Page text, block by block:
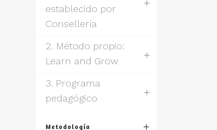
establecido por
Consellería
2. Método propio:
Learn and Grow
3. Programa
pedagógico
Metodología